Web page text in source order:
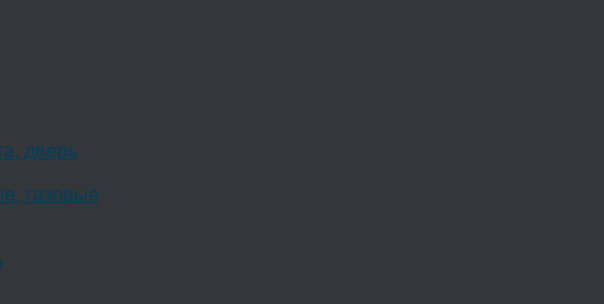
дверь
газовые